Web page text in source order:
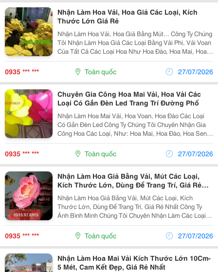
Nhận Làm Hoa Vải, Hoa Giả Các Loại, Kích
Thước Lớn Giá Rẻ
Nhận Làm Hoa Vải, Hoa Giả Bằng Mút... Công Ty Chúng
Tôi Nhận Làm Hoa Giả Các Loại Bằng Vải Phi, Vải Voan
Của Tất Cả Các Loại Hoa Như Hoa Đào, Hoa Mai, Hoa
Sen, Hoa Hướng Dương, Hoa Hồng... Với Kích Thước
Từ Lớn Đến Nhỏ. Với Kinh Nghiệm 5 Năm...
0935 *** *** Toàn quốc 27/07/2026
Chuyên Gia Công Hoa Mai Vải, Hoa Vải Các
Loại Có Gắn Đèn Led Trang Trí Đường Phố
Nhận Làm Hoa Mai Vải, Hoa Voan, Hoa Đào Các Loại
Có Gắn Đèn Led Công Ty Chúng Tôi Chuyên Nhận Gia
Công Hoa Các Loại, Như: Hoa Mai, Hoa Đào, Hoa Sen,
Hoa Hướng Dương...từ Các Vật Liệu Vải, Vải Voan,
Mút... Theo Mẫu Của Khách Hàng. Đặc Biệt Có...
0935 *** *** Toàn quốc 27/07/2026
Nhận Làm Hoa Giả Bằng Vải, Mút Các Loại,
Kích Thước Lớn, Dùng Để Trang Trí, Giá Rẻ
Nhất
Nhận Làm Hoa Giả Bằng Vải, Mút Các Loại, Kích
Thước Lớn, Dùng Để Trang Trí, Giá Rẻ Nhất Công Ty
Ánh Bình Minh Chúng Tôi Chuyên Nhận Làm Các Loại
Như Hoa Đào, Hoa Mai, Hoa Hướng Dương, Hoa Hồng,
Hoa Cẩm Tú Cầu, Hoa Lan.... Với Kích Thước Từ
0935 *** *** Toàn quốc 27/07/2026
Nhận Làm Hoa Mai Vải Kích Thước Lớn 10Cm-
5 Mét, Cam Kết Đẹp, Giá Rẻ Nhất